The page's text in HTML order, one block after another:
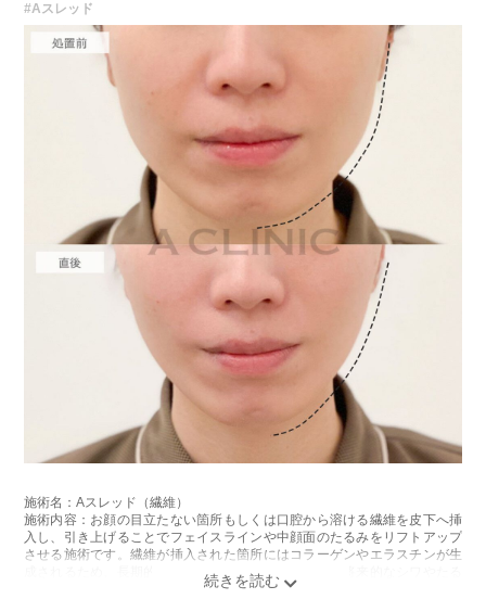
#Aスレッド
施術名：Aスレッド（繊維）
施術内容：お顔の目立たない箇所もしくは口腔から溶ける繊維を皮下へ挿
入し、引き上げることでフェイスラインや中顔面のたるみをリフトアップ
させる施術です。繊維が挿入された箇所にはコラーゲンやエラスチンが生
成されるため、長期的な美肌効果、肌質の改善効果、将来的なシワやたる
みの予防効果が期待できます。